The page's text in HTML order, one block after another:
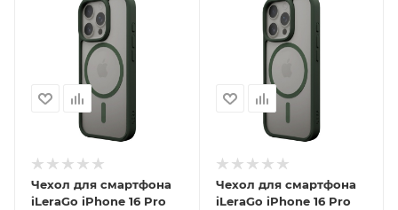
Чехол для смартфона
iLeraGo iPhone 16 Pro
Чехол для смартфона
iLeraGo iPhone 16 Pro